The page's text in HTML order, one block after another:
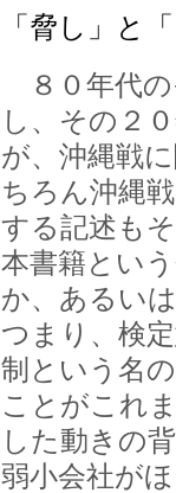
「脅し」と
８０年代の
し、その２
が、沖縄戦
ちろん沖縄
する記述も
本書籍とい
か、あるい
つまり、検
制という名
ことがこれ
した動きの
弱小会社が